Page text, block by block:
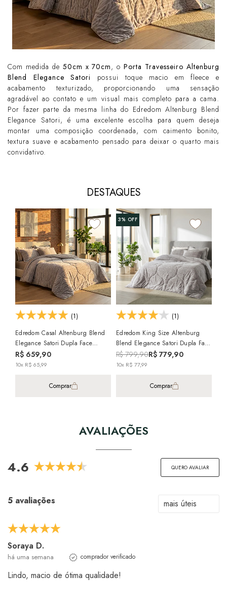
Com medida de 50cm x 70cm, oPorta Travesseiro Altenburg
Blend Elegance Satori
possui toque macio em fleece e
acabamento texturizado, proporcionando uma sensação
agradável ao contato e um visual mais completo para a cama.
Por fazer parte da mesma linha do Edredom Altenburg Blend
Elegance Satori, é uma excelente escolha para quem deseja
montar uma composição coordenada, com caimento bonito,
textura suave e acabamento pensado para deixar o quarto mais
convidativo.
DESTAQUES
(1)
Edredom Casal Altenburg Blend
Elegance Satori Dupla Face
Texturizado Fleece
R$ 659,90
10x R$ 65,99
Comprar
3% OFF
(1)
Edredom King Size Altenburg
Blend Elegance Satori Dupla Face
Texturizado Fleece
R$ 799,90R$ 779,90
10x R$ 77,99
Comprar
AVALIAÇÕES
4.6 QUERO AVALIAR
5 avaliações
Soraya D.
há uma semana comprador verificado
Lindo, macio de ótima qualidade!